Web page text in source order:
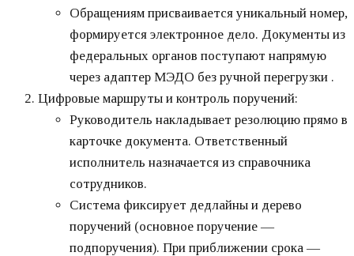
Обращениям присваивается уникальный номер,
формируется электронное дело. Документы из
федеральных органов поступают напрямую
через адаптер МЭДО без ручной перегрузки .
Цифровые маршруты и контроль поручений:
Руководитель накладывает резолюцию прямо в
карточке документа. Ответственный
исполнитель назначается из справочника
сотрудников.
Система фиксирует дедлайны и дерево
поручений (основное поручение —
подпоручения). При приближении срока —